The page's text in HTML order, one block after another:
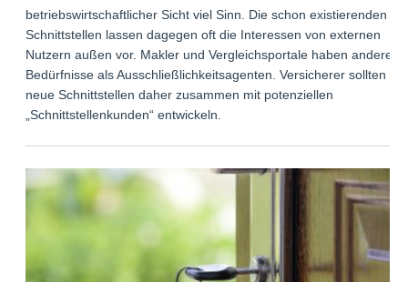
betriebswirtschaftlicher Sicht viel Sinn. Die schon existierenden
Schnittstellen lassen dagegen oft die Interessen von externen
Nutzern außen vor. Makler und Vergleichsportale haben andere
Bedürfnisse als Ausschließlichkeitsagenten. Versicherer sollten
neue Schnittstellen daher zusammen mit potenziellen
„Schnittstellenkunden“ entwickeln.